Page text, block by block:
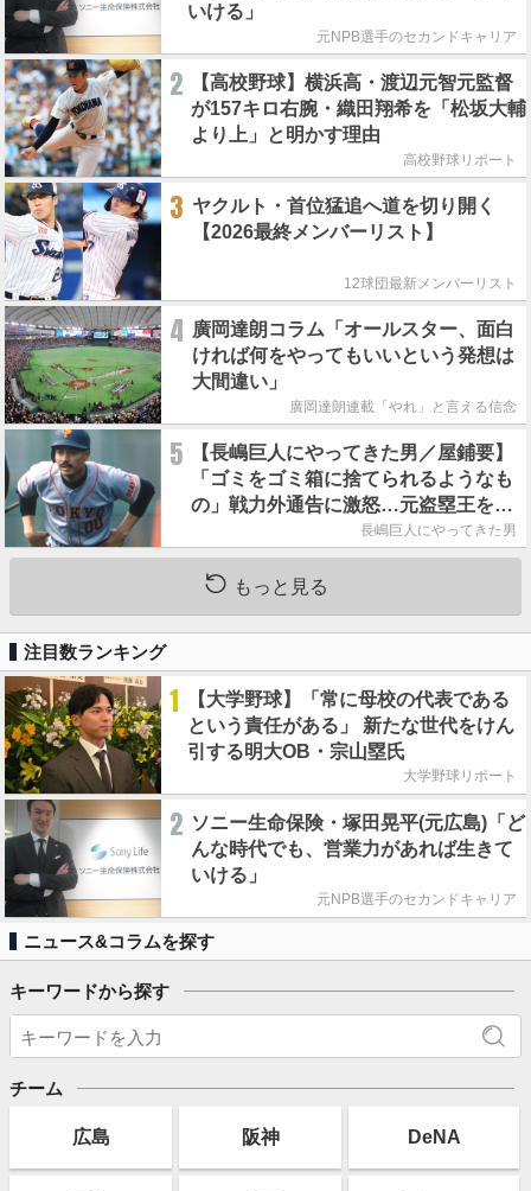
いける」
元NPB選手のセカンドキャリア
2
【高校野球】横浜高・渡辺元智元監督
が157キロ右腕・織田翔希を「松坂大輔
より上」と明かす理由
高校野球リポート
3 ヤクルト・首位猛追へ道を切り開く
【2026最終メンバーリスト】
12球団最新メンバーリスト
4 廣岡達朗コラム「オールスター、面白
ければ何をやってもいいという発想は
大間違い」
廣岡達朗連載「やれ」と言える信念
5
【長嶋巨人にやってきた男／屋鋪要】
「ゴミをゴミ箱に捨てられるようなも
の」戦力外通告に激怒…元盗塁王を救
った長嶋茂雄の一本の電話長嶋巨人にやってきた男
もっと見る
注目数ランキング
1
【大学野球】「常に母校の代表である
という責任がある」 新たな世代をけん
引する明大OB・宗山塁氏
大学野球リポート
2 ソニー生命保険・塚田晃平(元広島)「ど
んな時代でも、営業力があれば生きて
いける」
元NPB選手のセカンドキャリア
ニュース&コラムを探す
キーワードから探す
チーム
広島 阪神 DeNA